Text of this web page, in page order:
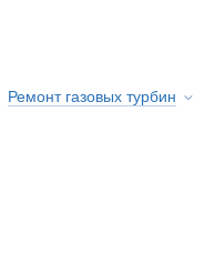
Ремонт газовых турбин